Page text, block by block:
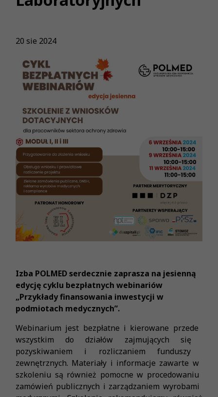
20 sie 2024
Izba POLMED serdecznie zaprasza na jesienną
edycję cyklu bezpłatnych webinariów
„Przykłady finansowania inwestycji ​w
podmiotach medycznych”.
Webinarium jest bezpłatne i kierowane przede ​
wszystkim do działów zajmujących się ​
pozyskiwaniem i rozliczaniem funduszy ​
zewnętrznych. Materiały i informacje zawarte w ​
szkoleniu są również pomocne w procedowaniu ​
zamówień publicznych i zarządzaniem wyrobami ​